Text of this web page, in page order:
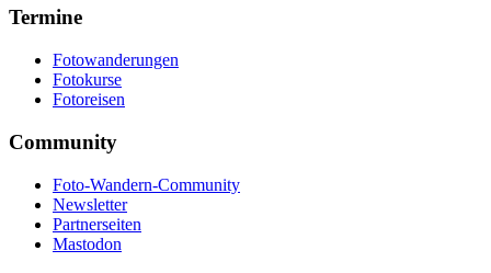
Termine
Fotowanderungen
Fotokurse
Fotoreisen
Community
Foto-Wandern-Community
Newsletter
Partnerseiten
Mastodon